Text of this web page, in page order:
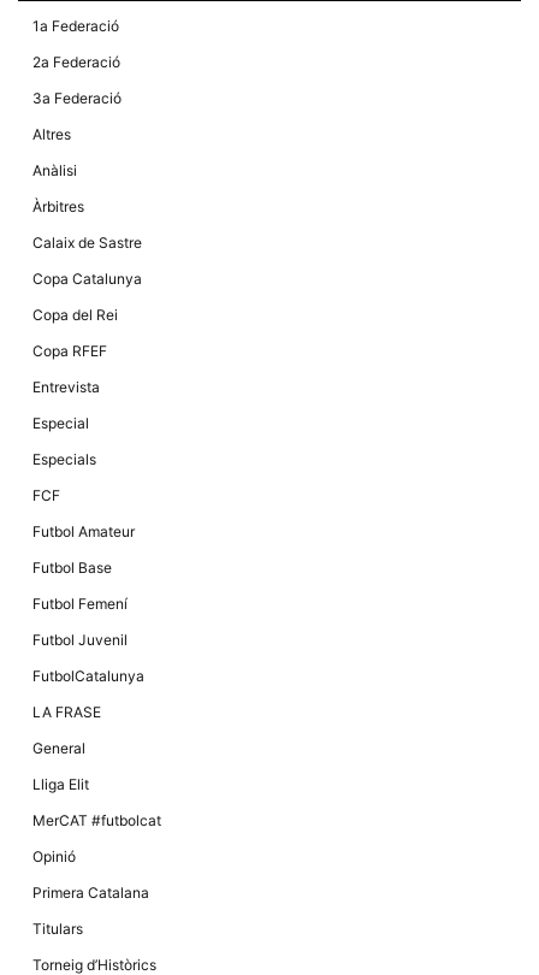
1a Federació
2a Federació
3a Federació
Altres
Anàlisi
Àrbitres
Calaix de Sastre
Copa Catalunya
Copa del Rei
Copa RFEF
Entrevista
Especial
Especials
FCF
Futbol Amateur
Futbol Base
Futbol Femení
Futbol Juvenil
FutbolCatalunya
LA FRASE
General
Lliga Elit
MerCAT #futbolcat
Opinió
Primera Catalana
Titulars
Torneig d’Històrics